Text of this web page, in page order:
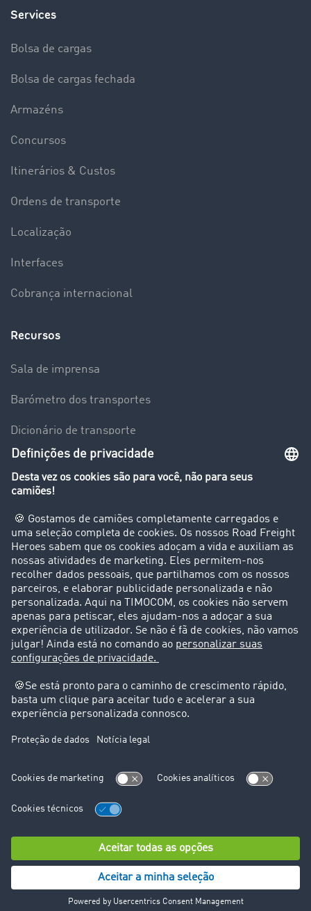
Services
Bolsa de cargas
Bolsa de cargas fechada
Armazéns
Concursos
Itinerários & Custos
Ordens de transporte
Localização
Interfaces
Cobrança internacional
Recursos
Sala de imprensa
Barómetro dos transportes
Dicionário de transporte
Visão geral da Bolsa de Cargas
Clientes recomendam clientes
Casos de sucesso
Suporte
Suporte
Avisos legais
Ficha técnica
Condições Gerais
© TIMOCOM GmbH 2026. Todos os direitos reservados